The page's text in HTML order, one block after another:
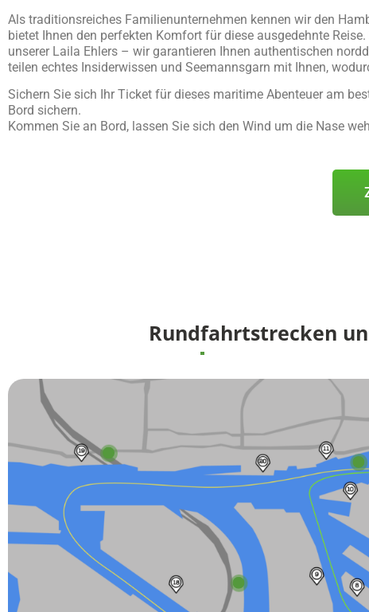
Als traditionsreiches Familienunternehmen kennen wir den
bietet Ihnen den perfekten Komfort für diese ausgedehnte
unserer Laila Ehlers – wir garantieren Ihnen authentischen
teilen echtes Insiderwissen und Seemannsgarn mit Ihnen,
Sichern Sie sich Ihr Ticket für dieses maritime Abenteuer am
Bord sichern.
Kommen Sie an Bord, lassen Sie sich den Wind um die Nase
Rundfahrtstrecken